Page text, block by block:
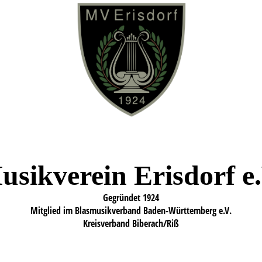
Erisdorf
Gegründet 1924
Mitglied im Blasmusikverband Baden-Württemberg e.V.
Kreisverband Biberach/Riß